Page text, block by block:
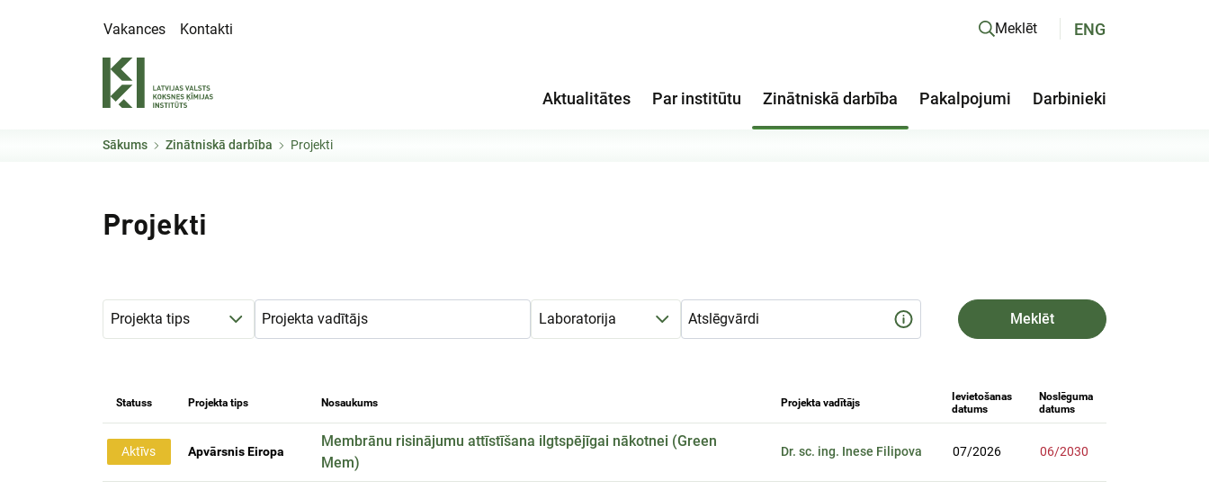
Vakances
Kontakti Meklēt ENG
Aktualitātes Par institūtu Zinātniskā darbība Pakalpojumi Darbinieki
Sākums Zinātniskā darbība Projekti
Projekti
Projekta tips Laboratorija
Statuss Projekta tips Nosaukums Projekta vadītājs
Ievietošanas
datums
Noslēguma
datums
Aktīvs Apvārsnis Eiropa
Membrānu risinājumu attīstīšana ilgtspējīgai nākotnei (Green
Mem)
Dr. sc. ing. Inese Filipova 07/2026 06/2030